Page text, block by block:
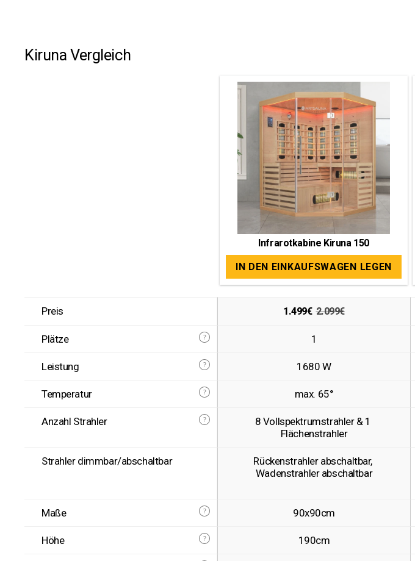
Kiruna Vergleich
Infrarotkabine Kiruna 150
IN DEN EINKAUFSWAGEN LEGEN
Preis 1.499€ 2.099€
Plätze 1
Leistung 1680 W
Temperatur max. 65°
Anzahl Strahler
8 Vollspektrumstrahler & 1
Flächenstrahler
Strahler dimmbar/abschaltbar
Rückenstrahler abschaltbar,
Wadenstrahler abschaltbar
Maße 90x90cm
Höhe 190cm